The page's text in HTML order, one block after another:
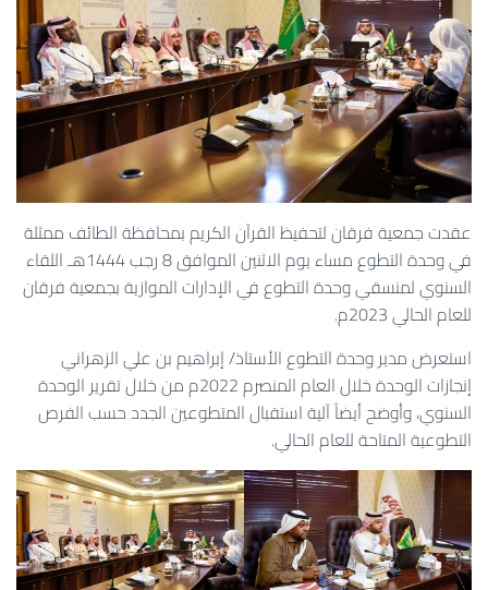
عقدت جمعية فرقان لتحفيظ القرآن الكريم بمحافظة الطائف ممثلة
في وحدة التطوع مساء يوم الاثنين الموافق 8 رجب 1444هـ اللقاء
السنوي لمنسقي وحدة التطوع في الإدارات الموازية بجمعية فرقان
للعام الحالي 2023م.
استعرض مدير وحدة التطوع الأستاذ/ إبراهيم بن علي الزهراني
إنجازات الوحدة خلال العام المنصرم 2022م من خلال تقرير الوحدة
السنوي، وأوضح أيضاً آلية استقبال المتطوعين الجدد حسب الفرص
التطوعية المتاحة للعام الحالي.